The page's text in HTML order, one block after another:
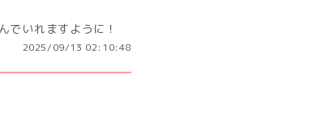
でいれますように！
2025/09/13 02:10:48